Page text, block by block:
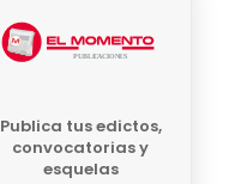
Publica tus edictos,
convocatorias y
esquelas